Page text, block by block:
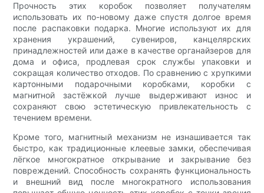
Прочность этих коробок позволяет получателям
использовать их по-новому даже спустя долгое время
после распаковки подарка. Многие используют их для
хранения украшений, сувениров, канцелярских
принадлежностей или даже в качестве органайзеров для
дома и офиса, продлевая срок службы упаковки и
сокращая количество отходов. По сравнению с хрупкими
картонными подарочными коробками, коробки с
магнитной застёжкой лучше выдерживают износ и
сохраняют свою эстетическую привлекательность с
течением времени.
Кроме того, магнитный механизм не изнашивается так
быстро, как традиционные клеевые замки, обеспечивая
лёгкое многократное открывание и закрывание без
повреждений. Способность сохранять функциональность
и внешний вид после многократного использования